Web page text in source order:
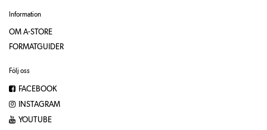
Information
OM A-STORE
FORMATGUIDER
Följ oss
FACEBOOK
INSTAGRAM
YOUTUBE